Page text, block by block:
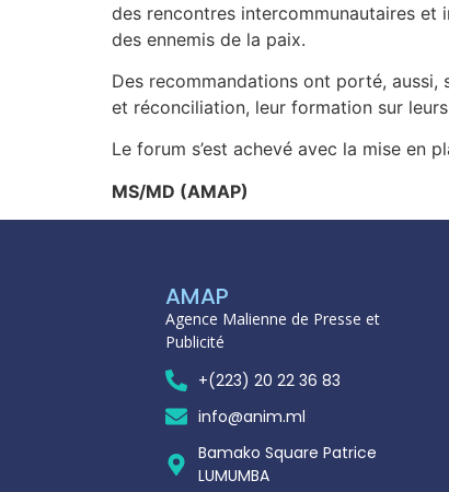
des rencontres intercommunautaires et
des ennemis de la paix.
Des recommandations ont porté, aussi,
et réconciliation, leur formation sur
Le forum s’est achevé avec la mise en
MS/MD (AMAP)
AMAP
Agence Malienne de Presse et
Publicité
+(223) 20 22 36 83
info@anim.ml
Bamako Square Patrice
LUMUMBA